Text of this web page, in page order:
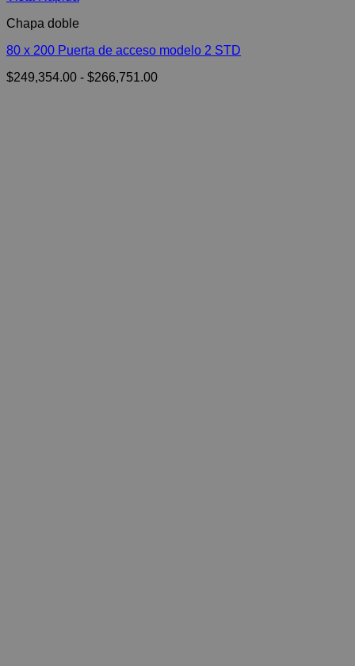
Chapa doble
80 x 200 Puerta de acceso modelo 2 STD
$249,354.00 - $266,751.00Rango